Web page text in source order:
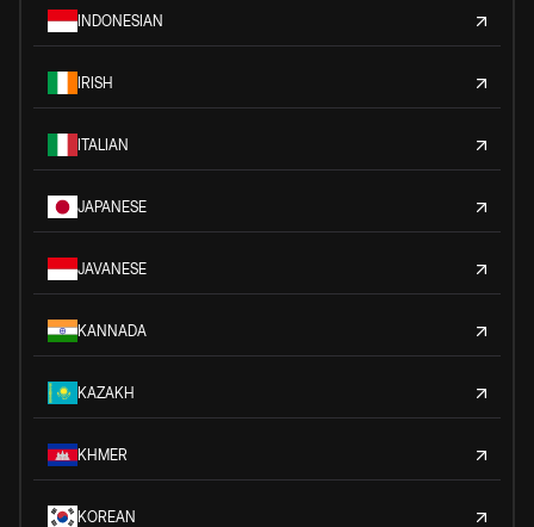
INDONESIAN
IRISH
ITALIAN
JAPANESE
JAVANESE
KANNADA
KAZAKH
KHMER
KOREAN